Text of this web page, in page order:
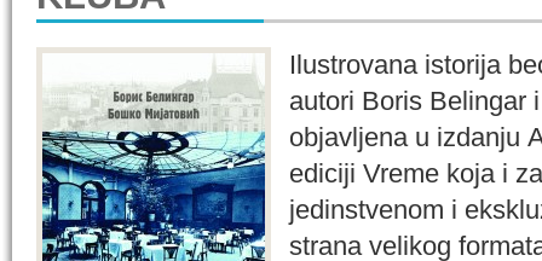
Ilustrovana istorija
autori Boris Belingar
objavljena u izdanju
ediciji Vreme koja i
jedinstvenom i
strana velikog